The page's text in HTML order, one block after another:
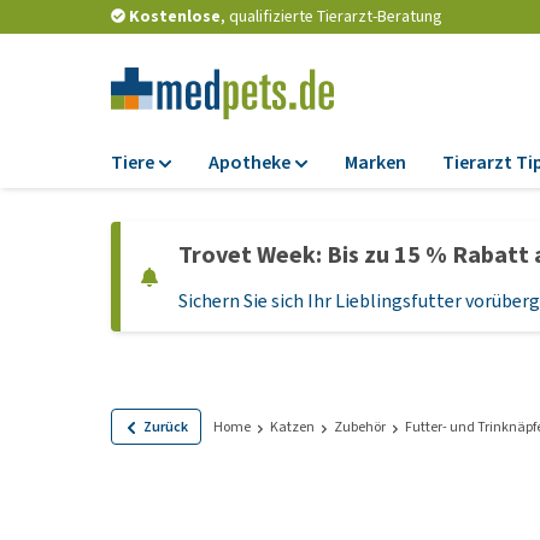
Kostenlose, qualifizierte Tierarzt-Beratung
Tiere
Trockenfutter
Nassfutter
Hundefutter
Apotheke
Zeckenschutz und
Flohmittel
Probiotika und
Marken Tierarzt
Trovet Week: Bis zu 15 %
Sichern Sie sich Ihr Lieblingsfutter
Zurück Home Katzen Zubehör Futter- und